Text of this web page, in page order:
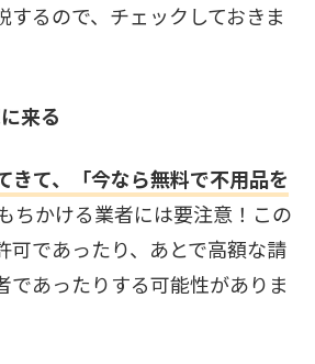
するので、チェックしておきま
来る
きて、「今なら無料で不用品を
ちかける業者には要注意！この
可であったり、あとで高額な請
であったりする可能性がありま